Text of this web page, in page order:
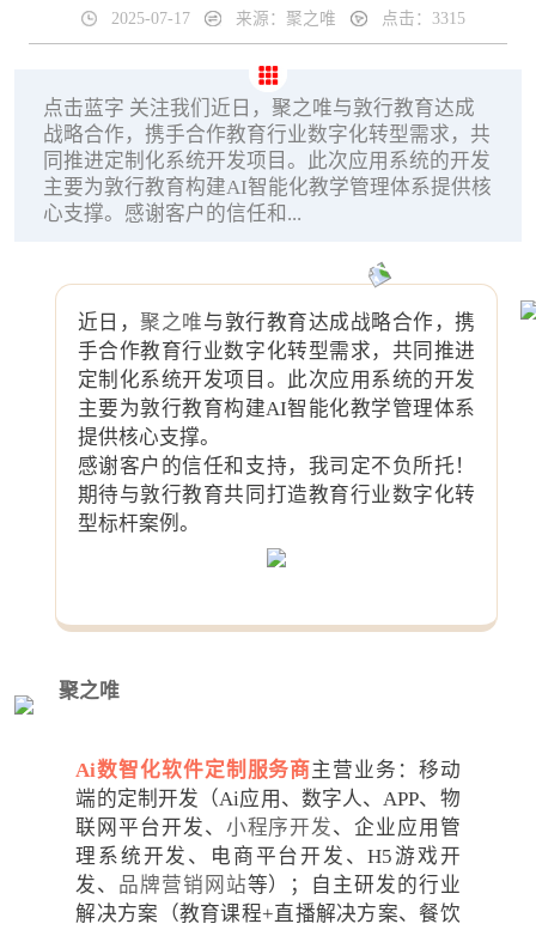
2025-07-17 来源：聚之唯 点击：3315
点击蓝字 关注我们近日，聚之唯与敦行教育达成
战略合作，携手合作教育行业数字化转型需求，共
同推进定制化系统开发项目。此次应用系统的开发
主要为敦行教育构建AI智能化教学管理体系提供核
心支撑。感谢客户的信任和...
点击蓝字 关注我们
近日，聚之唯与敦行教育达成战略合作，携
手合作教育行业数字化转型需求，共同推进
定制化系统开发项目。此次应用系统的开发
主要为敦行教育构建AI智能化教学管理体系
提供核心支撑。
感谢客户的信任和支持，我司定不负所托！
期待与敦行教育共同打造教育行业数字化转
型标杆案例。
聚之唯网络科技
Ai数智化软件定制服务商主营业务：移动
端的定制开发（Ai应用、数字人、APP、物
联网平台开发、 小程序开发、企业应用管
理系统开发、电商平台开发、H5游戏开
发、 品牌营销网站等）；自主研发的行业
解决方案（教育课程+直播解决方案、餐饮